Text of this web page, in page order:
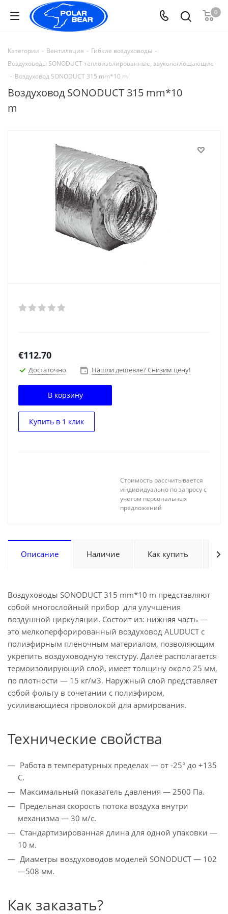
0
Категории - Вентиляция - Гибкие воздуховоды -
Воздуховоды SONODUCT теплоизолированные, звукопоглощающие
- Воздуховод SONODUCT 315 mm*10 m
Воздуховод SONODUCT 315 mm*10
m
€112.70
Достаточно Нашли дешевле? Снизим цену!
В корзину
Купить в 1 клик
Стоимость рассчитывается
индивидуально по запросу с
учетом персональных
предложений
Описание Наличие Как купить
Воздуховоды SONODUCT 315 mm*10 m представляют
собой многослойный прибор для улучшения
воздушной циркуляции. Состоит из: нижняя часть —
это мелкоперфорированный воздуховод ALUDUCT с
полиэфирным пленочным материалом, позволяющим
укрепить воздуховодную текстуру. Далее располагается
термоизолирующий слой, имеет толщину около 25 мм,
по плотности — 15 кг/м3. Наружный слой представляет
собой фольгу в сочетании с полиэфиром,
усиливающиеся проволокой для армирования.
Технические свойства
Работа в температурных пределах — от -25° до +135
С.
Максимальный показатель давления — 2500 Па.
Предельная скорость потока воздуха внутри
механизма — 30 м/с.
Стандартизированная длина для одной упаковки —
10 м.
Диаметры воздуховодов моделей SONODUCT — 102
—508 мм.
Как заказать?